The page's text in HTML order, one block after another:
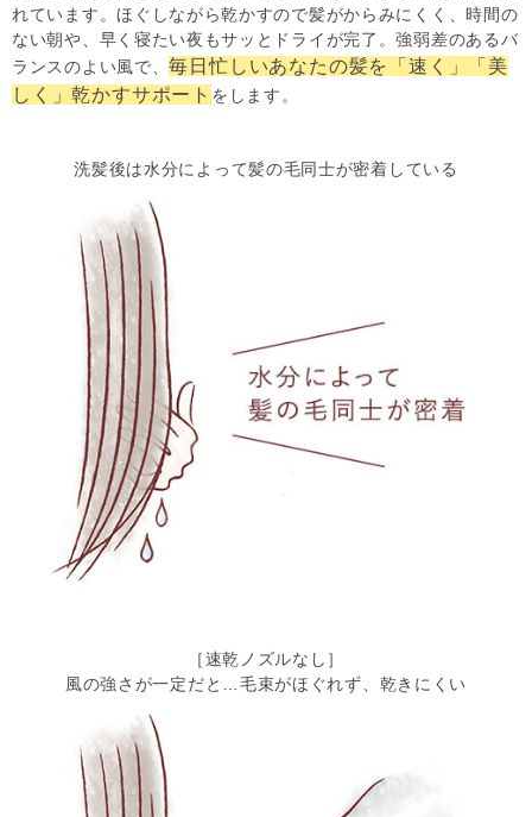
れています。ほぐしながら乾かすので髪がからみにくく、時間の
ない朝や、早く寝たい夜もサッとドライが完了。強弱差のあるバ
ランスのよい風で、毎日忙しいあなたの髪を「速く」「美
しく」乾かすサポート をします。
洗髪後は水分によって髪の毛同士が密着している
［速乾ノズルなし］
風の強さが一定だと… 毛束がほぐれず、乾きにくい